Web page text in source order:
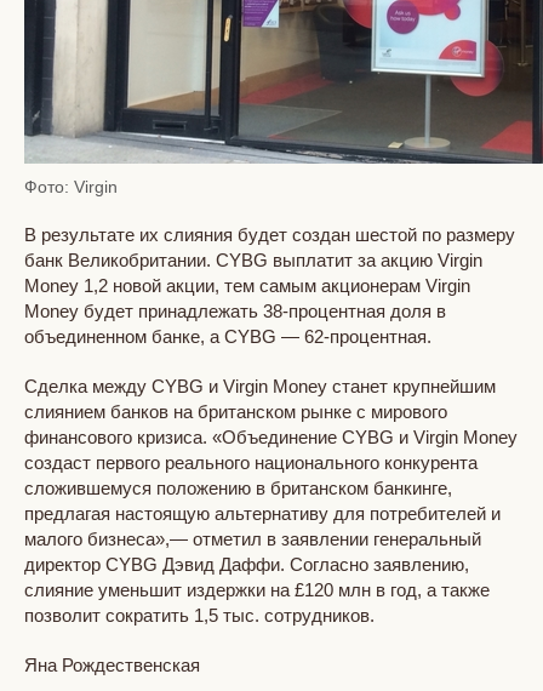
Фото: Virgin
В результате их слияния будет создан шестой по размеру
банк Великобритании. CYBG выплатит за акцию Virgin
Money 1,2 новой акции, тем самым акционерам Virgin
Money будет принадлежать 38-процентная доля в
объединенном банке, а CYBG — 62-процентная.
Сделка между CYBG и Virgin Money станет крупнейшим
слиянием банков на британском рынке с мирового
финансового кризиса. «Объединение CYBG и Virgin Money
создаст первого реального национального конкурента
сложившемуся положению в британском банкинге,
предлагая настоящую альтернативу для потребителей и
малого бизнеса»,— отметил в заявлении генеральный
директор CYBG Дэвид Даффи. Согласно заявлению,
слияние уменьшит издержки на £120 млн в год, а также
позволит сократить 1,5 тыс. сотрудников.
Яна Рождественская